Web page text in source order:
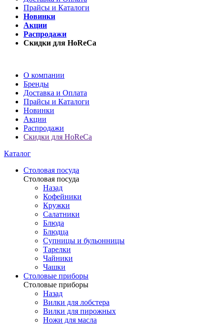
Прайсы и Каталоги
Новинки
Акции
Распродажи
Скидки для HoReCa
О компании
Бренды
Доставка и Оплата
Прайсы и Каталоги
Новинки
Акции
Распродажи
Скидки для HoReCa
Каталог
Столовая посуда
Столовая посуда
Назад
Кофейники
Кружки
Салатники
Блюда
Блюдца
Супницы и бульонницы
Тарелки
Чайники
Чашки
Cтоловые приборы
Cтоловые приборы
Назад
Вилки для лобстера
Вилки для пирожных
Ножи для масла